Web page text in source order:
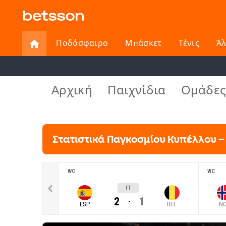
Ποδόσφαιρο Μπάσκετ Τένις
Αρχική Παιχνίδια Ομάδες
Στατιστικά Παγκοσμίου Κυπέλλου
WC
ESP
FT
2 - 1 BEL
WC